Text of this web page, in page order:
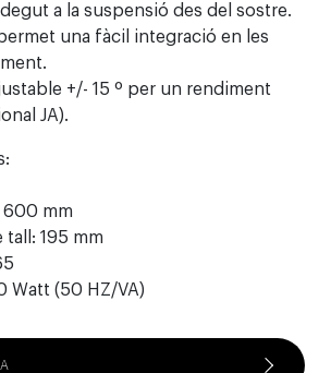
degut a la suspensió des del sostre.
una fàcil integració en les
+/- 15 º per un rendiment
JA).
600 mm
195 mm
Watt (50 HZ/VA)